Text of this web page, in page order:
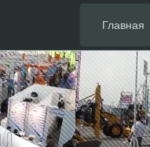
Главная